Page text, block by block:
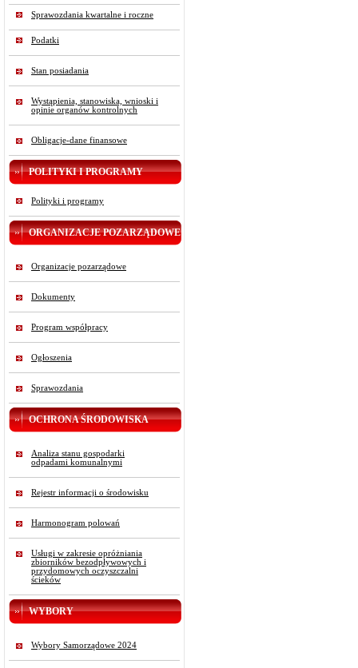
Sprawozdania kwartalne i roczne
Podatki
Stan posiadania
Wystąpienia, stanowiska, wnioski i
opinie organów kontrolnych
Obligacje-dane finansowe
POLITYKI I PROGRAMY
Polityki i programy
ORGANIZACJE POZARZĄDOWE
Organizacje pozarządowe
Dokumenty
Program współpracy
Ogłoszenia
Sprawozdania
OCHRONA ŚRODOWISKA
Analiza stanu gospodarki
odpadami komunalnymi
Rejestr informacji o środowisku
Harmonogram polowań
Usługi w zakresie opróżniania
zbiorników bezodpływowych i
przydomowych oczyszczalni
ścieków
WYBORY
Wybory Samorządowe 2024